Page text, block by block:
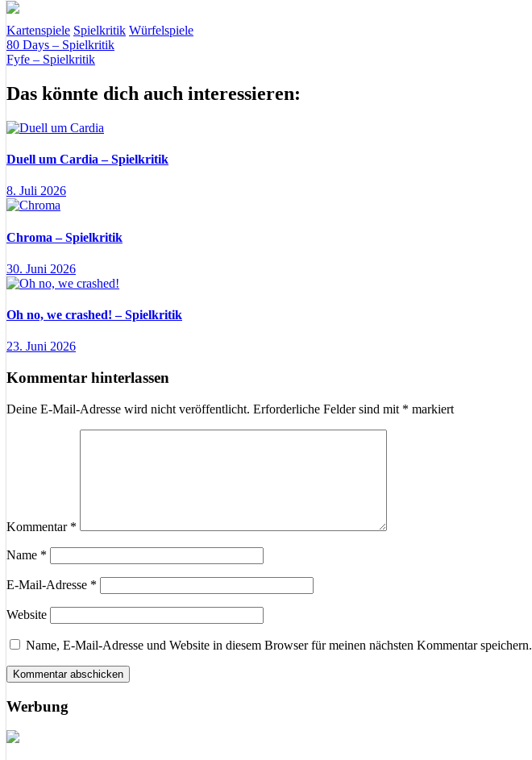
Kartenspiele Spielkritik Würfelspiele
EselKartenspielRisiko
Beitragsnavigation
Vorheriger
Beitrag:
80 Days – Spielkritik
Nächster
Fyfe – Spielkritik
Das könnte dich auch interessieren:
Duell um Cardia – Spielkritik
8. Juli 2026
Chroma – Spielkritik
30. Juni 2026
Oh no, we crashed! – Spielkritik
23. Juni 2026
Kommentar hinterlassen
Deine E-Mail-Adresse wird nicht veröffentlicht. Erforderliche Felder sind mit * markiert
Kommentar *
Name *
E-Mail-Adresse *
Website
Name, E-Mail-Adresse und Website in diesem Browser für meinen nächsten Kommentar speichern.
Werbung